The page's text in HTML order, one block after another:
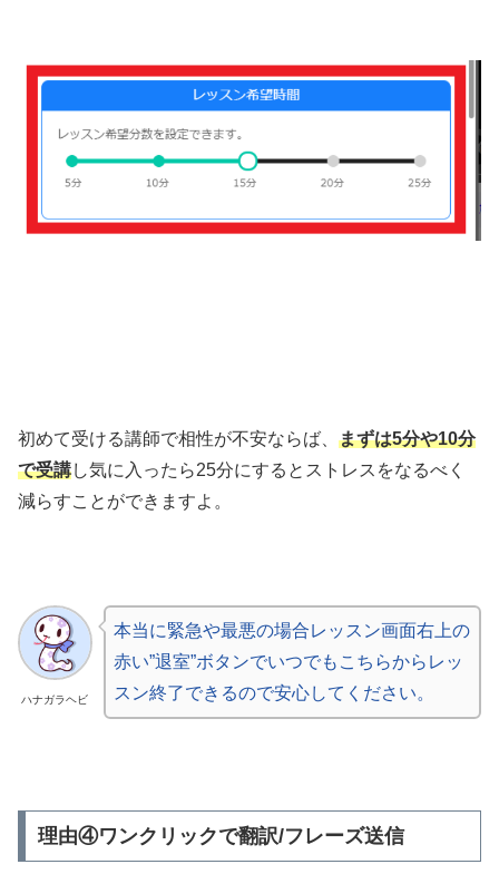
初めて受ける講師で相性が不安ならば、 まずは5分や10分
で受講し気に入ったら25分にするとストレスをなるべく
減らすことができますよ。
ハナガラヘビ
本当に緊急や最悪の場合レッスン画面右上の
赤い”退室”ボタンでいつでもこちらからレッ
スン終了できるので安心してください。
理由④ワンクリックで翻訳/フレーズ送信